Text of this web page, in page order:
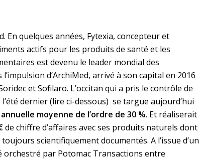
En quelques années, Fytexia, concepteur et
actifs pour les produits de santé et les
est devenu le leader mondial des
d’ArchiMed, arrivé à son capital en 2016
et Sofilaro. L’occitan qui a pris le contrôle de
dernier (lire ci-dessous) se targue aujourd’hui
moyenne de l’ordre de 30 %. Et réaliserait
de chiffre d’affaires avec ses produits naturels dont
scientifiquement documentés. A l’issue d’un
orchestré par Potomac Transactions entre